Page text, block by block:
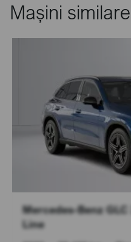
Mașini similare
Mercedes-Benz
Line